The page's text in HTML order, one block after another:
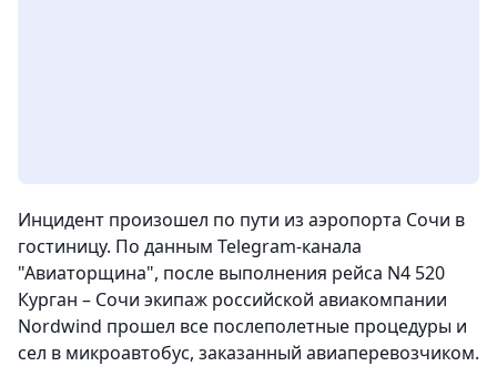
Инцидент произошел по пути из аэропорта Сочи в
гостиницу. По данным Telegram-канала
"Авиаторщина", после выполнения рейса N4 520
Курган – Сочи экипаж российской авиакомпании
Nordwind прошел все послеполетные процедуры и
сел в микроавтобус, заказанный авиаперевозчиком.